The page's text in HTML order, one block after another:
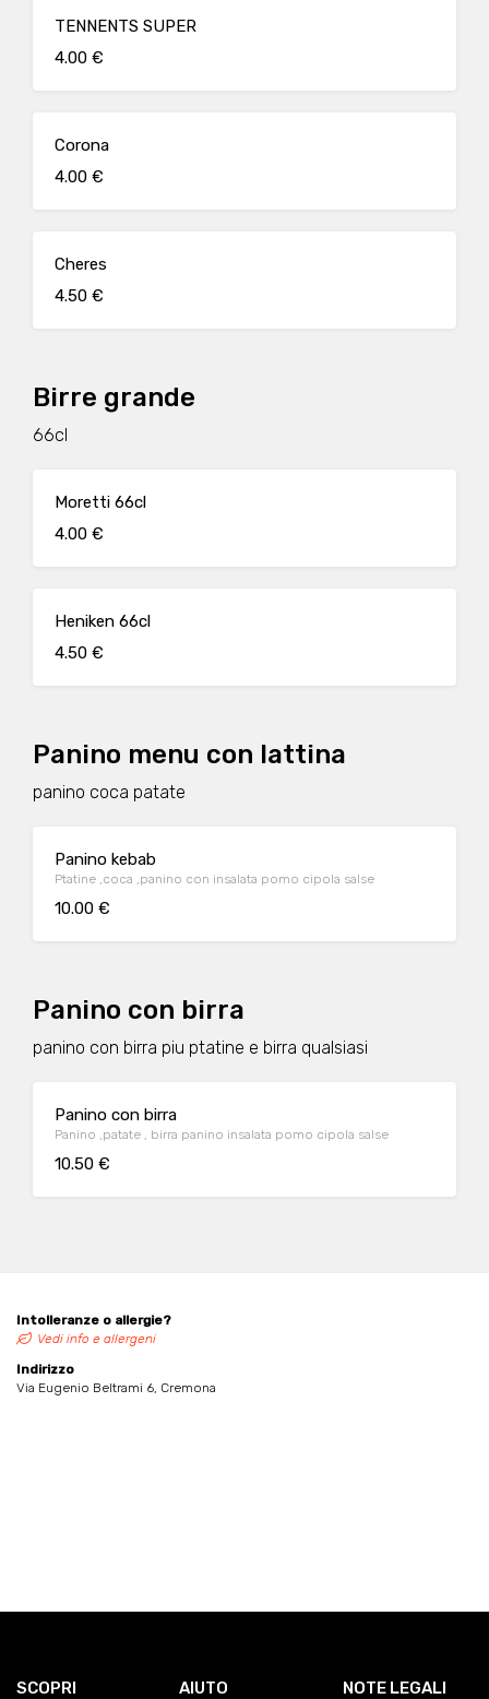
TENNENTS SUPER
4.00 €
Corona
4.00 €
Cheres
4.50 €
Birre grande
66cl
Moretti 66cl
4.00 €
Heniken 66cl
4.50 €
Panino menu con lattina
panino coca patate
Panino kebab
Ptatine ,coca ,panino con insalata pomo cipola salse
10.00 €
Panino con birra
panino con birra piu ptatine e birra qualsiasi
Panino con birra
Panino ,patate , birra panino insalata pomo cipola salse
10.50 €
Intolleranze o allergie?
Vedi info e allergeni
Indirizzo
Via Eugenio Beltrami 6, Cremona
SCOPRI AIUTO NOTE LEGALI